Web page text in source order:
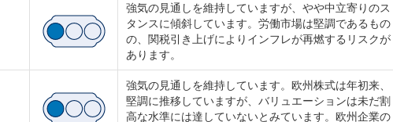
強気の見通しを維持していますが、やや中立寄りのス
タンスに傾斜しています。労働市場は堅調であるもの
の、関税引き上げによりインフレが再燃するリスクが
あります。
強気の見通しを維持しています。欧州株式は年初来、
堅調に推移していますが、バリュエーションは未だ割
高な水準には達していないとみています。欧州企業の